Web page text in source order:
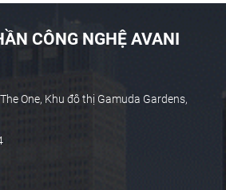
sát máy công cụ
sát sản xuất công nghiệp
thực
động
CÔNG NGHỆ AVANI
One, Khu đô thị Gamuda Gardens,